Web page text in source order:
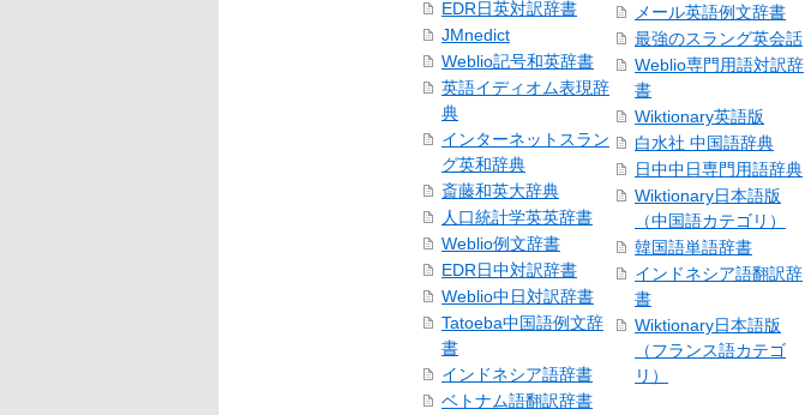
EDR日英対訳辞書
JMnedict
Weblio記号和英辞書
英語イディオム表現辞
典
インターネットスラン
グ英和辞典
斎藤和英大辞典
人口統計学英英辞書
Weblio例文辞書
EDR日中対訳辞書
Weblio中日対訳辞書
Tatoeba中国語例文辞
書
インドネシア語辞書
ベトナム語翻訳辞書
メール英語例文辞書
最強のスラング英会話
Weblio専門用語対訳辞
書
Wiktionary英語版
白水社 中国語辞典
日中中日専門用語辞典
Wiktionary日本語版
（中国語カテゴリ）
韓国語単語辞書
インドネシア語翻訳辞
書
Wiktionary日本語版
（フランス語カテゴ
リ）